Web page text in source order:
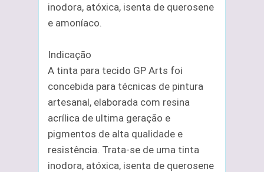
inodora, atóxica, isenta de querosene
e amoníaco.
Indicação
A tinta para tecido GP Arts foi
concebida para técnicas de pintura
artesanal, elaborada com resina
acrílica de ultima geração e
pigmentos de alta qualidade e
resistência. Trata-se de uma tinta
inodora, atóxica, isenta de querosene